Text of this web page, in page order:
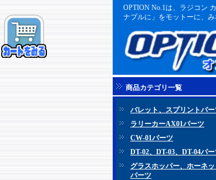
OPTION No.1は、ラジコン
ナブルに」をモットーに、
商品カテゴリ一覧
バレット、スプリントパ
ラリーカーAX01パーツ
CW-01パーツ
DT-02、DT-03、DT-04パ
グラスホッパー、ホーネッ
パーツ